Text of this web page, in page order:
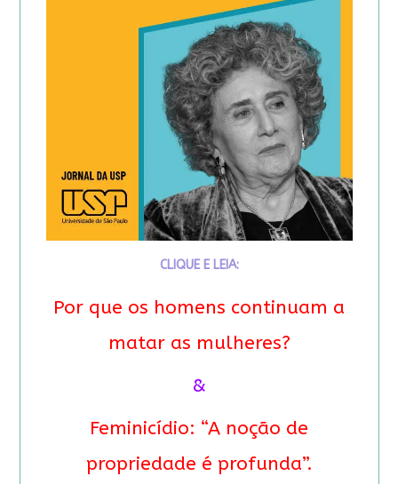
CLIQUE E LEIA:
Por que os homens continuam a
matar as mulheres?
&
Feminicídio: “A noção de
propriedade é profunda”.